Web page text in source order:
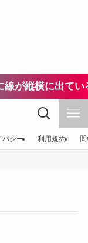
が縦横に出てい
バシー 利用規約